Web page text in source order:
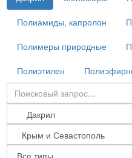
Полиамиды, капролон
Полимеры природные
Полиэтилен